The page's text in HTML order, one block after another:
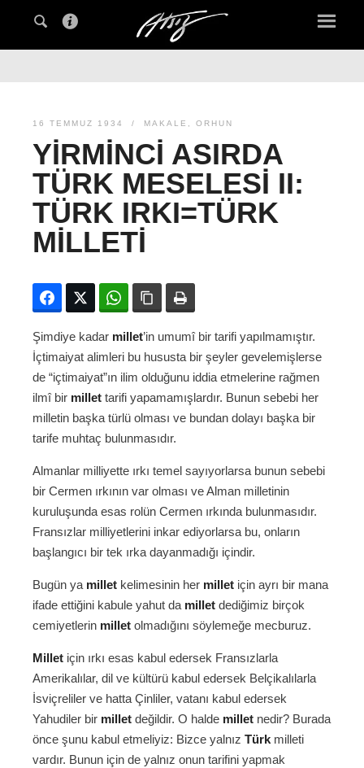
16 TEMMUZ 1934 MAKALE , ORHUN
YIRMINCI ASIRDA
TÜRK MESELESI II:
TÜRK IRKI=TÜRK
MILLETI
FacebookTwitter WhatsAppBağlanıyı kopyala
Şimdiye kadar millet’in umumî bir tarifi yapılmamıştır.
İçtimaiyat alimleri bu hususta bir şeyler gevelemişlerse
de “içtimaiyat”ın ilim olduğunu iddia etmelerine rağmen
ilmî bir millet tarifi yapamamışlardır. Bunun sebebi her
milletin başka türlü olması ve bundan dolayı başka bir
tarife muhtaç bulunmasıdır.
Almanlar milliyette ırkı temel sayıyorlarsa bunun sebebi
bir Cermen ırkının var olması ve Alman milletinin
kuruluşunda esas rolün Cermen ırkında bulunmasıdır.
Fransızlar milliyetlerini inkar ediyorlarsa bu, onların
başlangıcı bir tek ırka dayanmadığı içindir.
Bugün ya millet kelimesinin her millet için ayrı bir mana
ifade ettiğini kabule yahut da millet dediğimiz birçok
cemiyetlerin millet olmadığını söylemeğe mecburuz.
Millet için ırkı esas kabul edersek Fransızlarla
Amerikalılar, dil ve kültürü kabul edersek Belçikalılarla
İsviçreliler ve hatta Çinliler, vatanı kabul edersek
Yahudiler bir millet değildir. O halde millet nedir? Burada
önce şunu kabul etmeliyiz: Bizce yalnız Türk milleti
vardır. Bunun için de yalnız onun tarifini yapmak